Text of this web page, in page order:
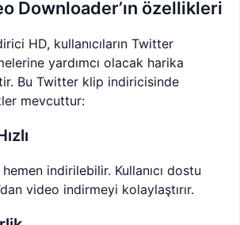
Downloader’ın özellikleri
HD, kullanıcıların Twitter
yardımcı olacak harika
Bu Twitter klip indiricisinde
mevcuttur:
indirilebilir. Kullanıcı dostu
video indirmeyi kolaylaştırır.